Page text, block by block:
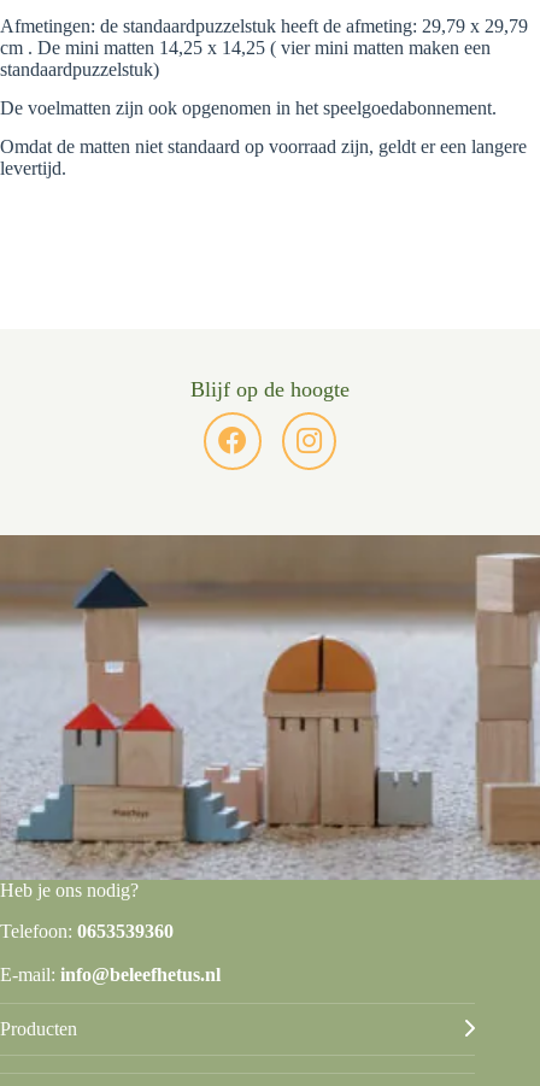
Afmetingen: de standaardpuzzelstuk heeft de afmeting: 29,79 x 29,79
cm . De mini matten 14,25 x 14,25 ( vier mini matten maken een
standaardpuzzelstuk)
De voelmatten zijn ook opgenomen in het speelgoedabonnement.
Omdat de matten niet standaard op voorraad zijn, geldt er een langere
levertijd.
Blijf op de hoogte
Heb je ons nodig?
Telefoon: 0653539360
E-mail: info@beleefhetus.nl
Producten